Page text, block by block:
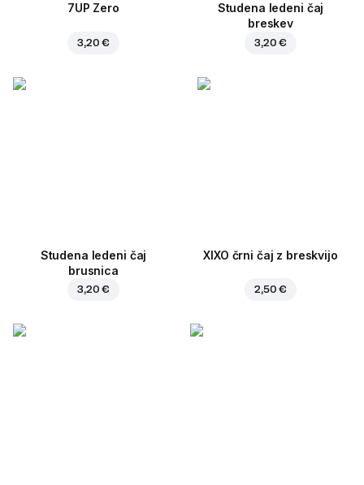
7UP Zero
3,20 €
Studena ledeni čaj
breskev
3,20 €
Studena ledeni čaj
brusnica
3,20 €
XIXO črni čaj z breskvijo
2,50 €